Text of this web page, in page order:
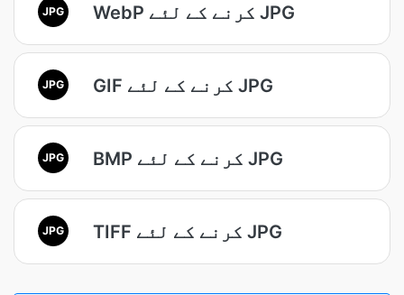
JPG WebP کرنے کے لئے JPG
JPG GIF کرنے کے لئے JPG
JPG BMP کرنے کے لئے JPG
JPG TIFF کرنے کے لئے JPG